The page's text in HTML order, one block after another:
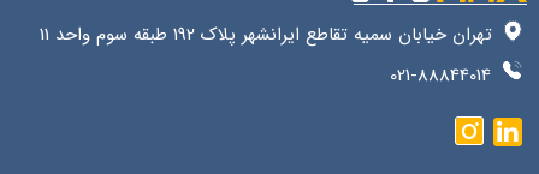
تهران خیابان سمیه تقاطع ایرانشهر پلاک 192 طبقه سوم واحد 11
021-88844014